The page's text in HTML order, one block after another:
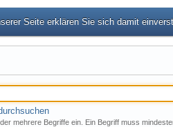
Seite erklären Sie sich damit
mehrere Begriffe ein. Ein Begriff muss